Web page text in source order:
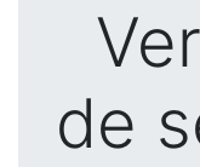
de